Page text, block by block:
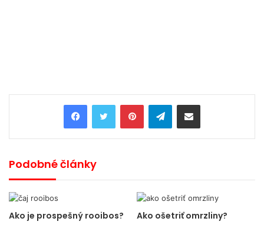
PinterestTelegramShare via Email
Podobné články
Ako je prospešný rooibos? Ako ošetriť omrzliny?